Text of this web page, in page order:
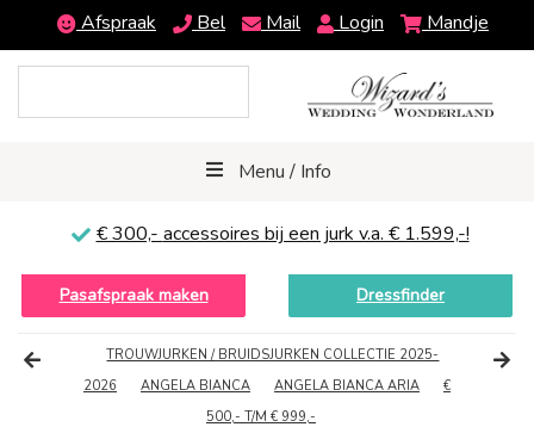
Afspraak Bel Mail Login Mandje
Menu / Info
€ 300,- accessoires bij een jurk v.a. € 1.599,-!
Pasafspraak maken Dressfinder
TROUWJURKEN / BRUIDSJURKEN COLLECTIE 2025-
2026
ANGELA BIANCA ANGELA BIANCA ARIA
€
500,- T/M € 999,-